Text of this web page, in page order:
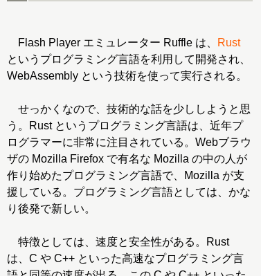
Flash Player エミュレーター Ruffle は、
Rust
というプログラミング言語を利用して開発され、
WebAssembly という技術を使って実行される。
せっかくなので、技術的な話を少ししようと思
う。Rust というプログラミング言語は、近年プ
ログラマーに非常に注目されている。Webブラウ
ザの Mozilla Firefox で有名な Mozilla の中の人が
作り始めたプログラミング言語で、Mozilla が支
援している。プログラミング言語としては、かな
り後発で新しい。
特徴としては、速度と安全性がある。Rust
は、C や C++ といった高速なプログラミング言